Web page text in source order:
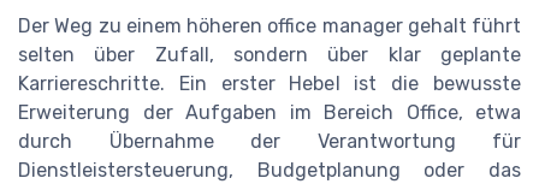
Der Weg zu einem höheren office manager gehalt führt
selten über Zufall, sondern über klar geplante
Karriereschritte. Ein erster Hebel ist die bewusste
Erweiterung der Aufgaben im Bereich Office, etwa
durch Übernahme der Verantwortung für
Dienstleistersteuerung, Budgetplanung oder das